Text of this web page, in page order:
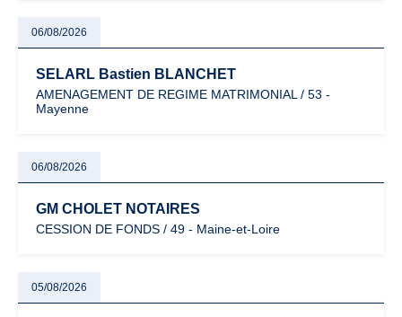
06/08/2026
SELARL Bastien BLANCHET
AMENAGEMENT DE REGIME MATRIMONIAL / 53 -
Mayenne
06/08/2026
GM CHOLET NOTAIRES
CESSION DE FONDS / 49 - Maine-et-Loire
05/08/2026